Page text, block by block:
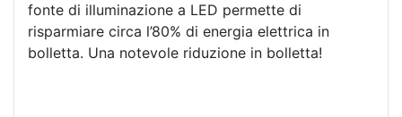
fonte di illuminazione a LED permette di
risparmiare circa l’80% di energia elettrica in
bolletta. Una notevole riduzione in bolletta!